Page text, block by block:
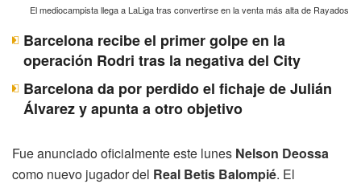
El mediocampista llega a LaLiga tras convertirse en la venta más alta de Rayados
Barcelona recibe el primer golpe en la
operación Rodri tras la negativa del City
Barcelona da por perdido el fichaje de Julián
Álvarez y apunta a otro objetivo
Fue anunciado oficialmente este lunes Nelson Deossa
como nuevo jugador del Real Betis Balompié. El